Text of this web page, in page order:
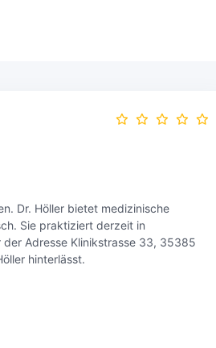
Dr. Höller bietet medizinische
Sie praktiziert derzeit in
Adresse Klinikstrasse 33, 35385
hinterlässt.